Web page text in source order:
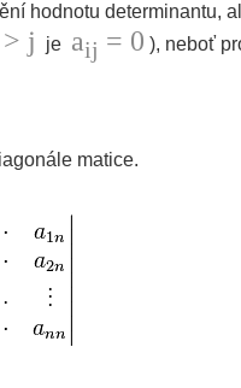
hodnotu determinantu,
j je aij = 0 ), neboť
matice.